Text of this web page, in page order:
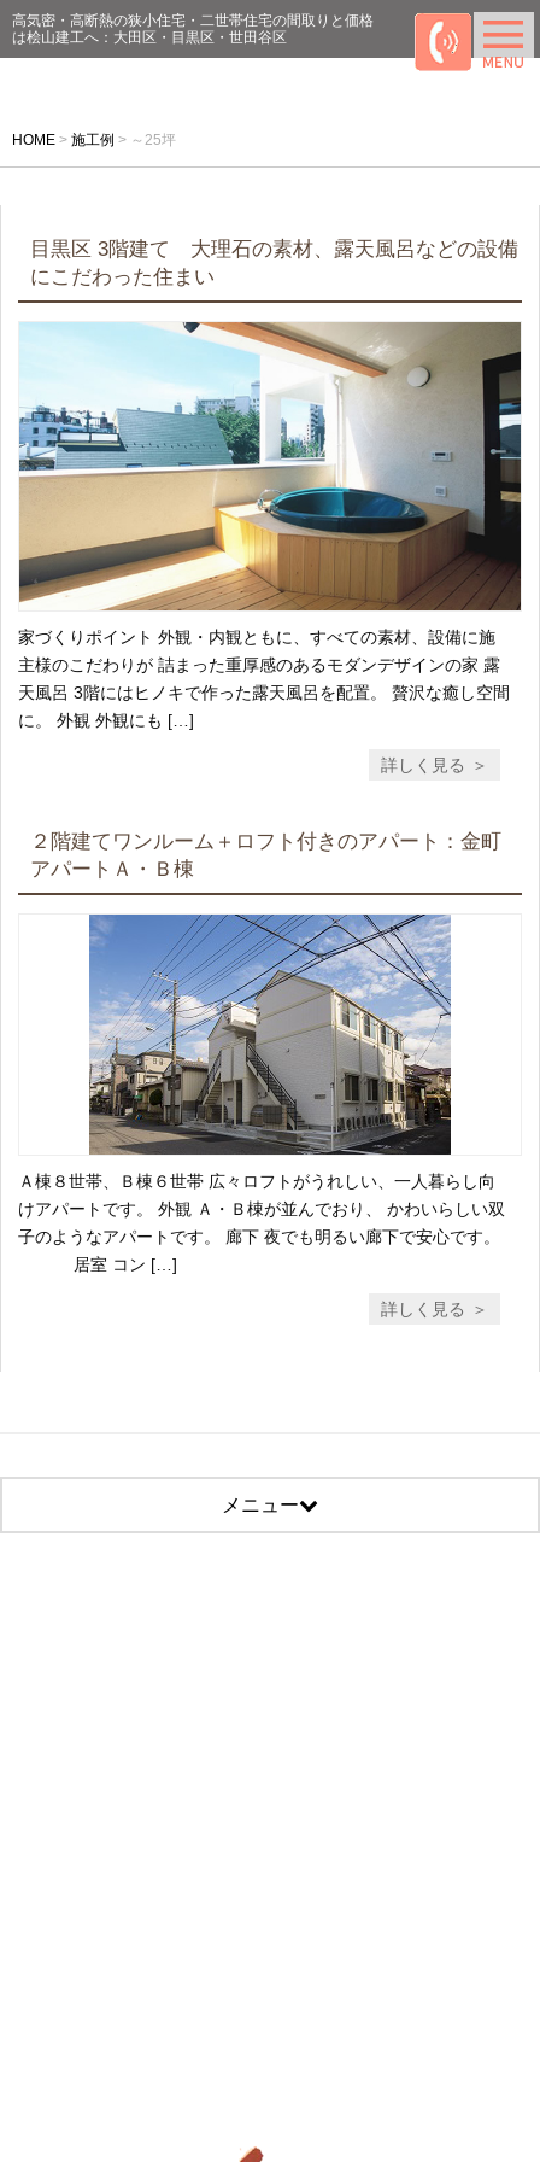
高気密・高断熱の狭小住宅・二世帯住宅の間取りと価格
は桧山建工へ：大田区・目黒区・世田谷区
HOME > 施工例 > ～25坪
目黒区 3階建て 大理石の素材、露天風呂などの設備
にこだわった住まい
家づくりポイント 外観・内観ともに、すべての素材、設備に施
主様のこだわりが 詰まった重厚感のあるモダンデザインの家 露
天風呂 3階にはヒノキで作った露天風呂を配置。 贅沢な癒し空間
に。 外観 外観にも […]
詳しく見る
２階建てワンルーム＋ロフト付きのアパート：金町
アパートＡ・Ｂ棟
Ａ棟８世帯、Ｂ棟６世帯 広々ロフトがうれしい、一人暮らし向
けアパートです。 外観 Ａ・Ｂ棟が並んでおり、 かわいらしい双
子のようなアパートです。 廊下 夜でも明るい廊下で安心です。
居室 コン […]
詳しく見る
メニュー